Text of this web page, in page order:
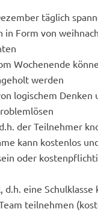
täglich
in Form von
Wochenende
werden
logischem Denken
der Teilnehmer
kann kostenlos
oder
d.h. eine Schulklasse
teilnehmen